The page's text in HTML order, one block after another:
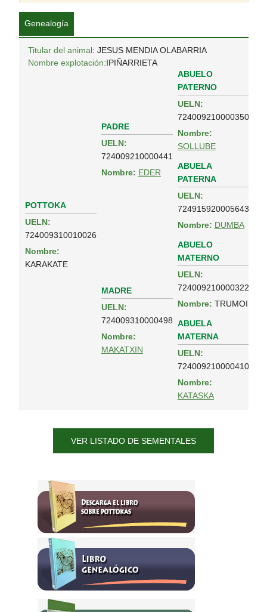
Genealogía
Titular del animal: JESUS MENDIA OLABARRIA
Nombre explotación:IPIÑARRIETA
POTTOKA
UELN:
724009310010026
Nombre:
KARAKATE
PADRE
UELN:
724009210000441
Nombre: EDER
ABUELO
PATERNO
UELN:
724009210000350
Nombre:
SOLLUBE
ABUELA
PATERNA
UELN:
724915920005643
Nombre: DUMBA
MADRE
UELN:
724009310000498
Nombre:
MAKATXIN
ABUELO
MATERNO
UELN:
724009210000322
Nombre: TRUMOI
ABUELA
MATERNA
UELN:
724009210000410
Nombre:
KATASKA
VER LISTADO DE SEMENTALES